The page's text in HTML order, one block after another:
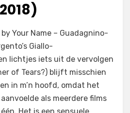
op
(2018)
Your Name – Guadagnino-
Giallo-
lichtjes iets uit de vervolgen
of Tears?) blijft misschien
in m’n hoofd, omdat het
als meerdere films